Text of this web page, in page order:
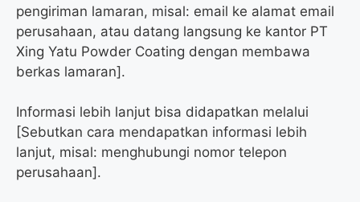
pengiriman lamaran, misal: email ke alamat email
perusahaan, atau datang langsung ke kantor PT
Xing Yatu Powder Coating dengan membawa
berkas lamaran].
Informasi lebih lanjut bisa didapatkan melalui
[Sebutkan cara mendapatkan informasi lebih
lanjut, misal: menghubungi nomor telepon
perusahaan].